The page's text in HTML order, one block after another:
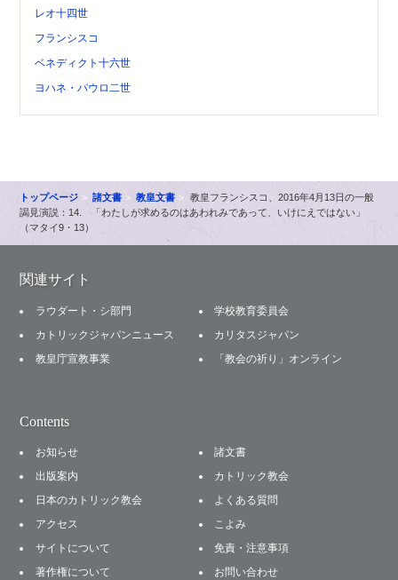
レオ十四世
フランシスコ
ベネディクト十六世
ヨハネ・パウロ二世
トップページ 諸文書 教皇文書
教皇フランシスコ、2016年4月13日の一般
謁見演説：14. 「わたしが求めるのはあわれみであって、いけにえではない」
（マタイ9・13）
関連サイト
ラウダート・シ部門
学校教育委員会
カトリックジャパンニュース
カリタスジャパン
教皇庁宣教事業
「教会の祈り」オンライン
Contents
お知らせ
諸文書
出版案内
カトリック教会
日本のカトリック教会
よくある質問
アクセス
こよみ
サイトについて
免責・注意事項
著作権について
お問い合わせ